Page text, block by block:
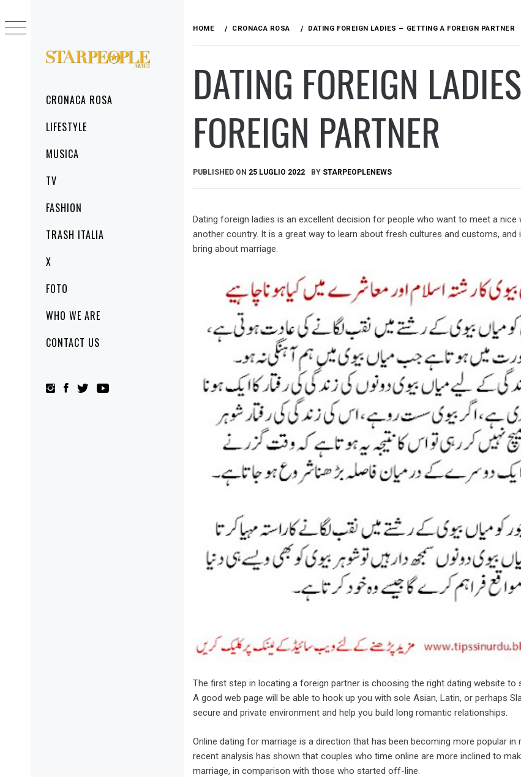
STARPEOPLENEWS
MenuCRONACA ROSA
LIFESTYLE
MUSICA
TV
FASHION
TRASH ITALIA
X
FOTO
WHO WE ARE
CONTACT US
to
content
HOME CRONACA ROSA DATING FOREIGN LADIES – GETTING A FOREIGN PARTNER
DATING FOREIGN
FOREIGN PARTNER
PUBLISHED ON 25 LUGLIO 2022 BY STARPEOPLENEWS
Dating foreign ladies is an excellent decision for people who want to meet a nice
another country. It is a great way to learn about fresh cultures and customs, and
bring about marriage.
The first step in locating a foreign partner is choosing the right dating website to
A good web page will be able to hook up you with sole Asian, Latin, or perhaps
secure and private environment and help you build long romantic relationships.
Online dating for marriage is a direction that has been becoming more popular in
recent analysis has shown that couples who time online are more inclined to
marriage, in comparison with those who started off-line.